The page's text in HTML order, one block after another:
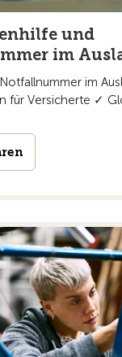
und
im
im
für Versicherte ✓